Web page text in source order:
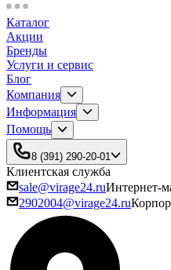
Каталог
Акции
Бренды
Услуги и сервис
Блог
Компания
Информация
Помощь
8 (391) 290-20-01
Клиентская служба
sale@virage24.ruИнтернет-
2902004@virage24.ru